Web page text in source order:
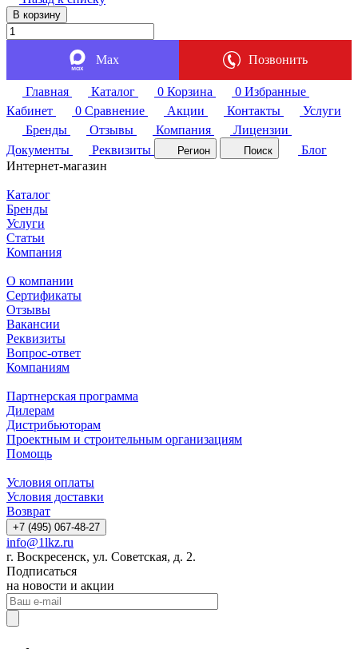
В корзину
Max Позвонить
Главная Каталог 0 Корзина 0 Избранные
Кабинет
0 Сравнение Акции Контакты
Услуги
Бренды
Отзывы Компания
Лицензии
Документы
Реквизиты Регион Поиск
Блог
Интернет-магазин
Каталог
Бренды
Услуги
Статьи
Компания
О компании
Сертификаты
Отзывы
Вакансии
Реквизиты
Вопрос-ответ
Компаниям
Партнерская программа
Дилерам
Дистрибьюторам
Проектным и строительным организациям
Помощь
Условия оплаты
Условия доставки
Возврат
+7 (495) 067-48-27
info@1lkz.ru
г. Воскресенск, ул. Советская, д. 2.
Подписаться
на новости и акции